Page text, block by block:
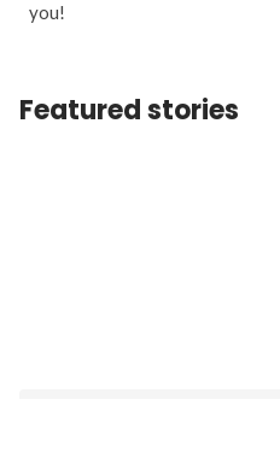
you!
Featured stories